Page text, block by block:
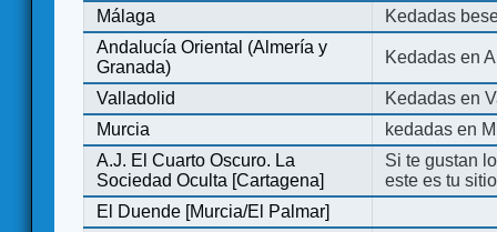
Málaga
Kedadas
Andalucía Oriental (Almería y
Granada)
Kedadas en
Valladolid
Kedadas en
Murcia
kedadas en
A.J. El Cuarto Oscuro. La
Sociedad Oculta [Cartagena]
Si te gustan
este es tu
El Duende [Murcia/El Palmar]